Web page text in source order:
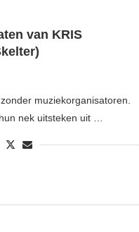
van KRIS
muziekorganisatoren.
nek uitsteken uit …